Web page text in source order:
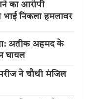
का आरोपी
भाई निकला हमलावर
अतीक अहमद के
घायल
ने चौथी मंजिल